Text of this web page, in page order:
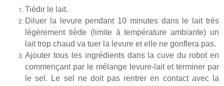
Tiédir le lait.
Diluer la levure pendant 10 minutes dans le lait très
légèrement tiède (limite à température ambiante) un
lait trop chaud va tuer la levure et elle ne gonflera pas.
Ajouter tous les ingrédients dans la cuve du robot en
commençant par le mélange levure-lait et terminer par
le sel. Le sel ne doit pas rentrer en contact avec la